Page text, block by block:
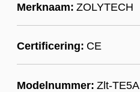
Merknaam: ZOLYTECH
Certificering: CE
Modelnummer: Zlt-TE5A